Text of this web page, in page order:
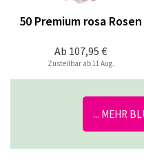
Ab 107,95 €
50 Premium rosa Rosen
Zustellbar ab 11 Aug.
... MEHR